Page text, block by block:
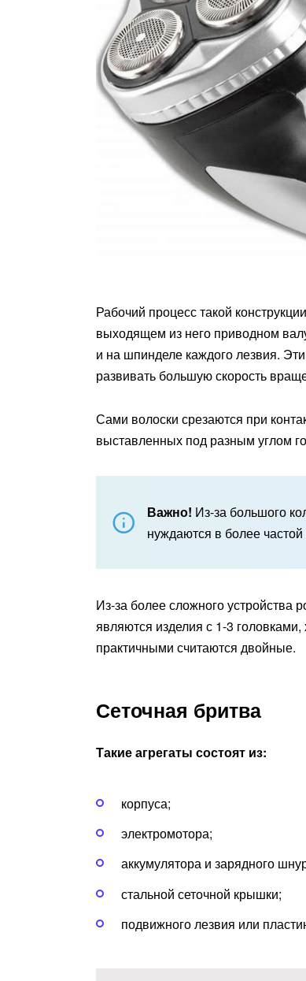
Рабочий процесс такой
выходящем из него приводном
и на шпинделе каждого лезвия.
развивать большую скорость
Сами волоски срезаются при
выставленных под разным углом
Важно! Из-за большого
нуждаются в более частой
Из-за более сложного
являются изделия с 1-3
практичными считаются двойные.
Сеточная бритва
Такие агрегаты состоят из:
корпуса;
электромотора;
аккумулятора и зарядного
стальной сеточной крышки;
подвижного лезвия или